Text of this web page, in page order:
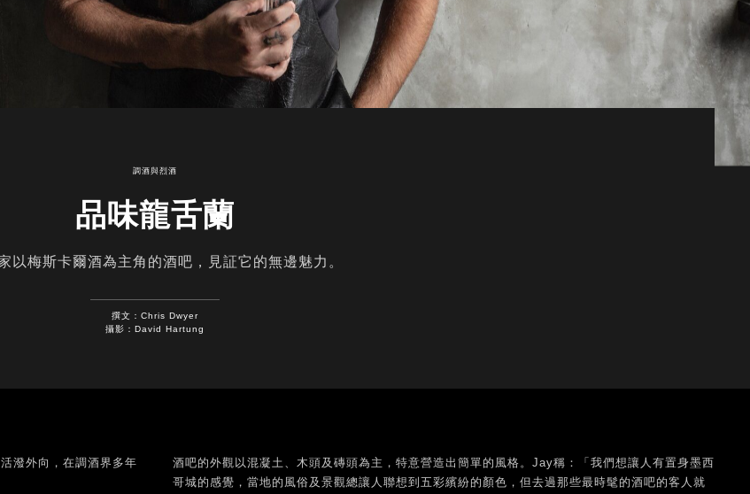
調酒與烈酒
品味龍舌蘭
以梅斯卡爾酒為主角的酒吧，見証它的無邊魅力。
撰文：Chris Dwyer
攝影：David Hartung
潑外向，在調酒界多年
酒吧的外觀以混凝土、木頭及磚頭為主，特意營造出簡單的風格。Jay稱：「我們想讓人有置身墨西
哥城的感覺，當地的風俗及景觀總讓人聯想到五彩繽紛的顏色，但去過那些最時髦的酒吧的客人就